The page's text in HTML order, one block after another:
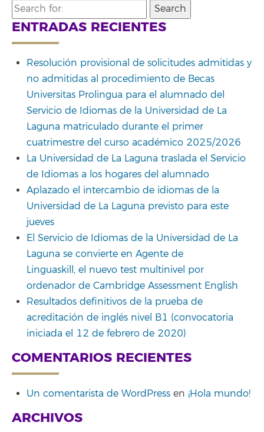
Search
for:
ENTRADAS RECIENTES
Resolución provisional de solicitudes admitidas y
no admitidas al procedimiento de Becas
Universitas Prolingua para el alumnado del
Servicio de Idiomas de la Universidad de La
Laguna matriculado durante el primer
cuatrimestre del curso académico 2025/2026
La Universidad de La Laguna traslada el Servicio
de Idiomas a los hogares del alumnado
Aplazado el intercambio de idiomas de la
Universidad de La Laguna previsto para este
jueves
El Servicio de Idiomas de la Universidad de La
Laguna se convierte en Agente de
Linguaskill, el nuevo test multinivel por
ordenador de Cambridge Assessment English
Resultados definitivos de la prueba de
acreditación de inglés nivel B1 (convocatoria
iniciada el 12 de febrero de 2020)
COMENTARIOS RECIENTES
Un comentarista de WordPress en ¡Hola mundo!
ARCHIVOS